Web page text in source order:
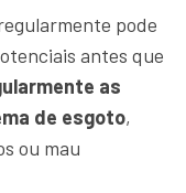
pode
antes que
as
de esgoto,
ou mau